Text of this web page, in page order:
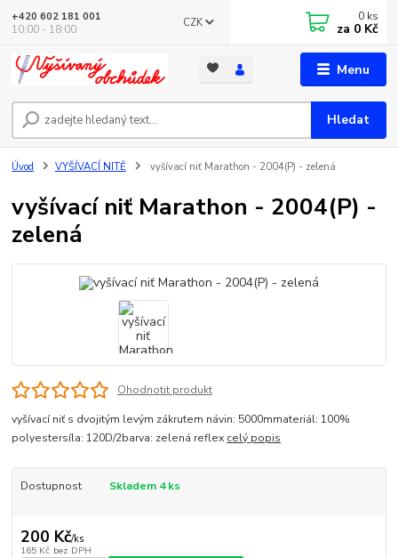
Menu
CZK
Hledat
+420 602 181 001
10:00 - 18:00
0 ks
za 0 Kč
Úvod VYŠÍVACÍ NITĚ vyšívací niť Marathon - 2004(P) - zelená
vyšívací niť Marathon - 2004(P) -
zelená
Ohodnotit produkt
vyšívací niť s dvojitým levým zákrutem návin: 5000mmateriál: 100%
polyestersíla: 120D/2barva: zelená reflex celý popis
Dostupnost Skladem 4 ks
200 Kč/ks
165 Kč bez DPH